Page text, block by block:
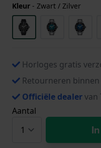
Kleur - Zwart / Zilver
Horloges gratis
Retourneren binnen
Officiële dealervan
Aantal